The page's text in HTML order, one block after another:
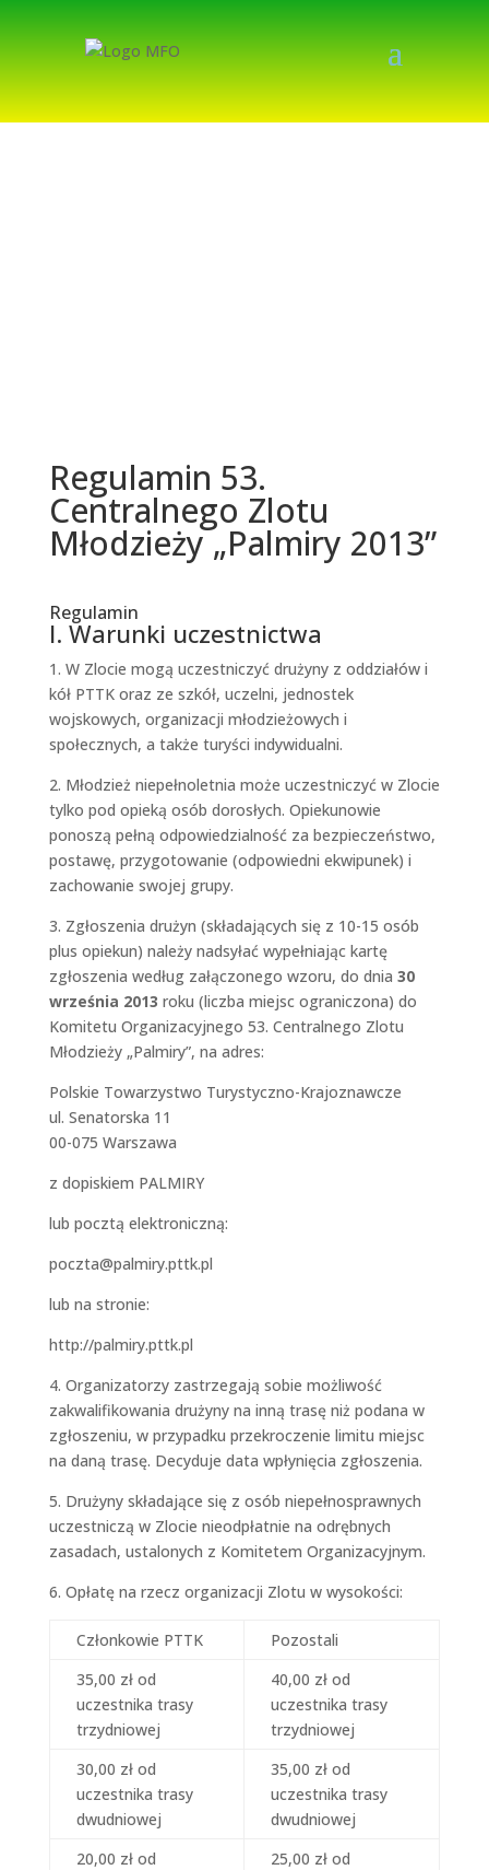
Regulamin 53.
Centralnego Zlotu
Młodzieży „Palmiry 2013”
Regulamin
I. Warunki uczestnictwa
1. W Zlocie mogą uczestniczyć drużyny z oddziałów i
kół PTTK oraz ze szkół, uczelni, jednostek
wojskowych, organizacji młodzieżowych i
społecznych, a także turyści indywidualni.
2. Młodzież niepełnoletnia może uczestniczyć w Zlocie
tylko pod opieką osób dorosłych. Opiekunowie
ponoszą pełną odpowiedzialność za bezpieczeństwo,
postawę, przygotowanie (odpowiedni ekwipunek) i
zachowanie swojej grupy.
3. Zgłoszenia drużyn (składających się z 10-15 osób
plus opiekun) należy nadsyłać wypełniając kartę
zgłoszenia według załączonego wzoru, do dnia 30
września 2013 roku (liczba miejsc ograniczona) do
Komitetu Organizacyjnego 53. Centralnego Zlotu
Młodzieży „Palmiry”, na adres:
Polskie Towarzystwo Turystyczno-Krajoznawcze
ul. Senatorska 11
00-075 Warszawa
z dopiskiem PALMIRY
lub pocztą elektroniczną:
poczta@palmiry.pttk.pl
lub na stronie:
http://palmiry.pttk.pl
4. Organizatorzy zastrzegają sobie możliwość
zakwalifikowania drużyny na inną trasę niż podana w
zgłoszeniu, w przypadku przekroczenie limitu miejsc
na daną trasę. Decyduje data wpłynięcia zgłoszenia.
5. Drużyny składające się z osób niepełnosprawnych
uczestniczą w Zlocie nieodpłatnie na odrębnych
zasadach, ustalonych z Komitetem Organizacyjnym.
6. Opłatę na rzecz organizacji Zlotu w wysokości:
Członkowie PTTK
Pozostali
35,00 zł od
uczestnika trasy
trzydniowej
40,00 zł od
uczestnika trasy
trzydniowej
30,00 zł od
uczestnika trasy
dwudniowej
35,00 zł od
uczestnika trasy
dwudniowej
20,00 zł od
25,00 zł od